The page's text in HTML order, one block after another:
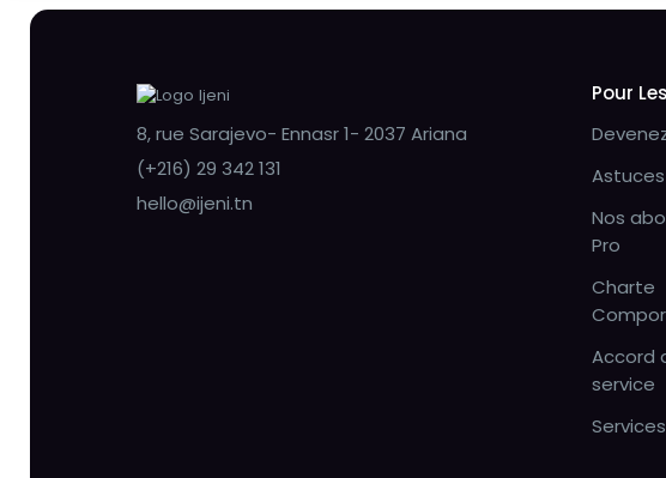
8, rue Sarajevo- Ennasr 1- 2037 Ariana
(+216) 29 342 131
hello@ijeni.tn
Pour
Nos
Pro
Charte
Accord
service